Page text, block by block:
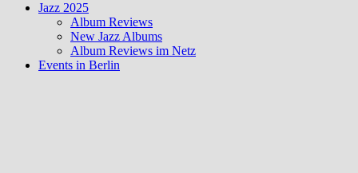
Jazz 2025
Album Reviews
New Jazz Albums
Album Reviews im Netz
Events in Berlin